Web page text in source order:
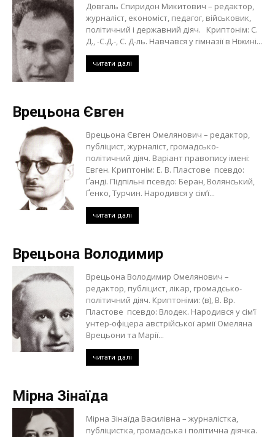
Довгаль Спиридон Микитович – редактор,
журналіст, економіст, педагог, військовик,
політичний і державний діяч. Криптонім: С.
Д., -С.Д.-, С. Д-ль. Навчався у гімназії в Ніжині...
читати далі
Врецьона Євген
Врецьона Євген Омелянович – редактор,
публіцист, журналіст, громадсько-
політичний діяч. Варіант правопису імені:
Евген. Криптонім: Е. В. Пластове псевдо:
Ґанді. Підпільні псевдо: Беран, Волянський,
Ґенко, Турчин. Народився у сім’ї...
читати далі
Врецьона Володимир
Врецьона Володимир Омелянович –
редактор, публіцист, лікар, громадсько-
політичний діяч. Криптоніми: (в), В. Вр.
Пластове псевдо: Влодек. Народився у сім’ї
унтер-офіцера австрійської армії Омеляна
Врецьони та Марії...
читати далі
Мірна Зінаїда
Мірна Зінаїда Василівна – журналістка,
публіцистка, громадська і політична діячка.